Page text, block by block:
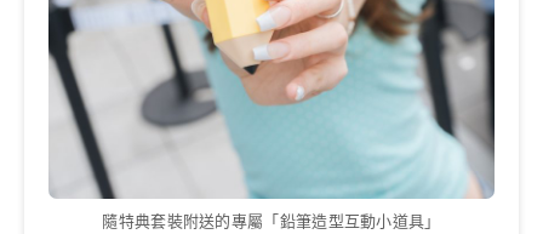
隨特典套裝附送的專屬「鉛筆造型互動小道具」